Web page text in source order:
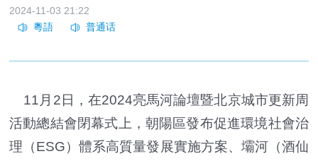
2024-11-03 21:22
11月2日，在2024亮馬河論壇暨北京城市更新周
活動總結會閉幕式上，朝陽區發布促進環境社會治
理（ESG）體系高質量發展實施方案、壩河（酒仙